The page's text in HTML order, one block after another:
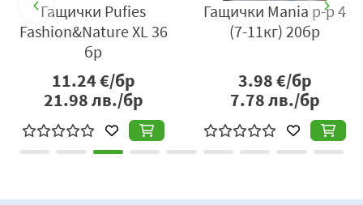
Гащички Pufies
Fashion&Nature XL 36
бр
11.24€/бр
21.98лв./бр
Гащички Mania р-р 4
(7-11кг) 20бр
3.98€/бр
7.78лв./бр